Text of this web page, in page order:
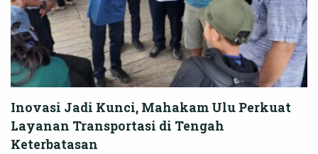
Inovasi Jadi Kunci, Mahakam Ulu Perkuat
Layanan Transportasi di Tengah
Keterbatasan